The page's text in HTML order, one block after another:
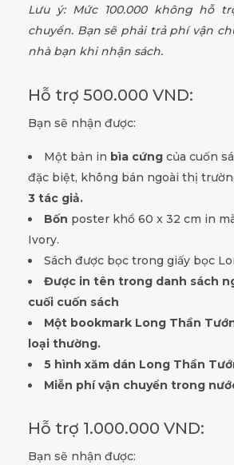
Lưu ý: Mức 100.000 không hỗ
chuyển. Bạn sẽ phải trả phí vận
nhà bạn khi nhận sách.
Hỗ trợ 500.000 VND:
Bạn sẽ nhận được:
Một bản in bìa cứng của cuốn
đặc biệt, không bán ngoài thị
3 tác giả.
Bốn poster khổ 60 x 32 cm in
Ivory.
Sách được bọc trong giấy bọc
Được in tên trong danh sách
cuối cuốn sách
Một bookmark Long Thần
loại thường.
5 hình xăm dán Long Thần
Miễn phí vận chuyển trong
Hỗ trợ 1.000.000 VND:
Bạn sẽ nhận được: